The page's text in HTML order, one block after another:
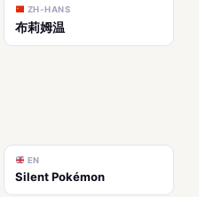
ZH-HANS
布莉姆温
EN
Silent Pokémon